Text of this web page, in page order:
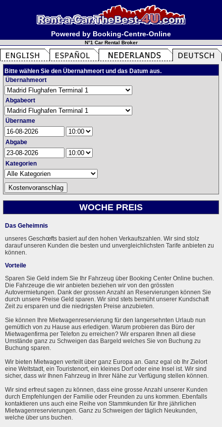
Powered by Booking-Centre-Online
N°1 Car Rental Broker
Bitte wählen Sie den Übernahmeort und das Datum aus.
Übernahmeort
Abgabeort
Übername
Abgabe
Kategorien
WOCHE PREIS
Das Geheimnis
unseres Geschœfts basiert auf den hohen Verkaufszahlen. Wir sind stolz
darauf unseren Kunden die besten und unvergleichlichsten Tarife anbieten zu
können.
Vorteile
Sparen Sie Geld indem Sie Ihr Fahrzeug über Booking Center Online buchen.
Die Fahrzeuge die wir anbieten beziehen wir von den grössten
Autovermietungen. Dank der grossen Anzahl an Reservierungen können Sie
durch unsere Preise Geld sparen. Wir sind stets bemüht unserer Kundschaft
Zeit zu ersparen und die niedrigsten Preise anzubieten.
Sie können Ihre Mietwagenreservierung für den langersehnten Urlaub nun
gemütlich von zu Hause aus erledigen. Warum probieren das Büro der
Mietwagenfirma per Telefon zu erreichen? Wir ersparen Ihnen all diese
Umstände ganz zu Schweigen das Bargeld welches Sie von Buchung zu
Buchung sparen.
Wir bieten Mietwagen verteilt über ganz Europa an. Ganz egal ob Ihr Zielort
eine Weltstadt, ein Touristenort, ein kleines Dorf oder eine Insel ist. Wir sind
sicher, dass wir Ihnen Fahrzeug in Ihrer Nähe zur Verfügung stellen können.
Wir sind erfreut sagen zu können, dass eine grosse Anzahl unserer Kunden
durch Empfehlungen der Familie oder Freunden zu uns kommen. Ebenfalls
kontaktieren uns auch eine Reihe von Stammkunden für Ihre jährlichen
Mietwagenreservierungen. Ganz zu Schweigen der täglich Neukunden,
welche über uns buchen.